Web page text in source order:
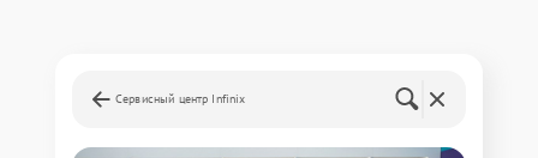
Сервисный центр Infinix